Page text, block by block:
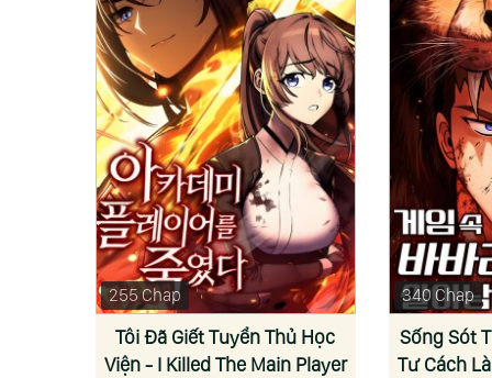
255 Chap
Tôi Đã Giết Tuyển Thủ Học
Viện - I Killed The Main Player
340 Chap
Sống Sót
Tư Cách